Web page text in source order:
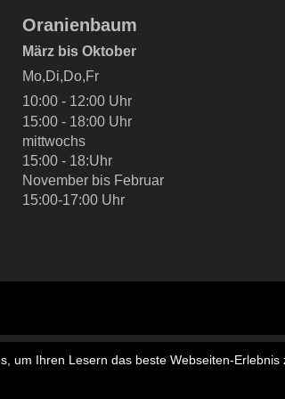
Oranienbaum
März bis Oktober
Mo,Di,Do,Fr
10:00 - 12:00 Uhr
15:00 - 18:00 Uhr
mittwochs
15:00 - 18:Uhr
November bis Februar
15:00-17:00 Uhr
um Ihren Lesern das beste Webseiten-